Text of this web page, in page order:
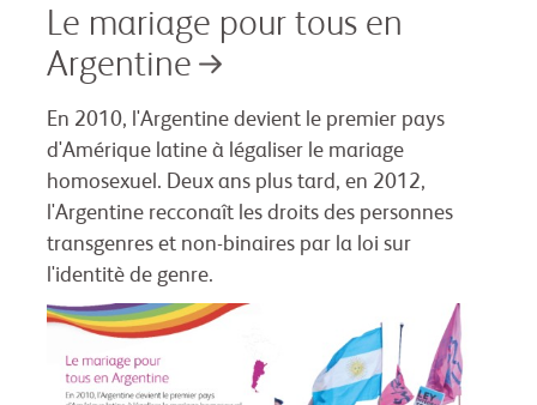
Le mariage pour tous en
Argentine
En 2010, l'Argentine devient le premier pays
d'Amérique latine à légaliser le mariage
homosexuel. Deux ans plus tard, en 2012,
l'Argentine recconaît les droits des personnes
transgenres et non-binaires par la loi sur
l'identitè de genre.